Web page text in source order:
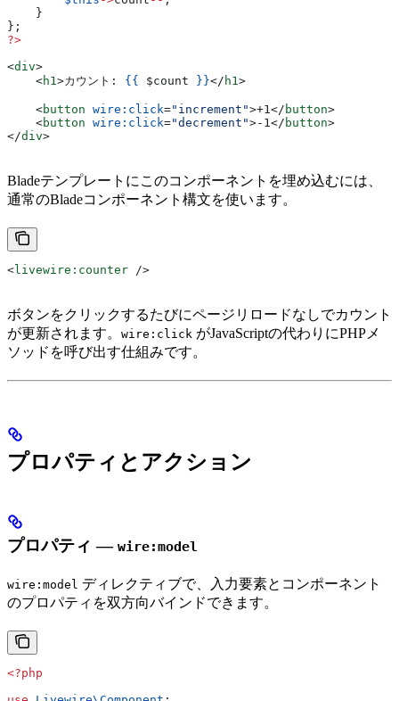
    }
};
?>
<div>
    <
h1 >カウント: {{ $count }}</ h1 >
    <
button wire:click="increment">+1 </ button>
    <
button wire:click="decrement">-1 </ button>
</div>
Bladeテンプレートにこのコンポーネントを埋め込むには、
通常のBladeコンポーネント構文を使います。
<livewire:counter />
ボタンをクリックするたびにページリロードなしでカウント
が更新されます。 wire:click がJavaScriptの代わりにPHPメ
ソッドを呼び出す仕組みです。
プロパティとアクション
プロパティ — wire:model
wire:model ディレクティブで、入力要素とコンポーネント
のプロパティを双方向バインドできます。
<?php